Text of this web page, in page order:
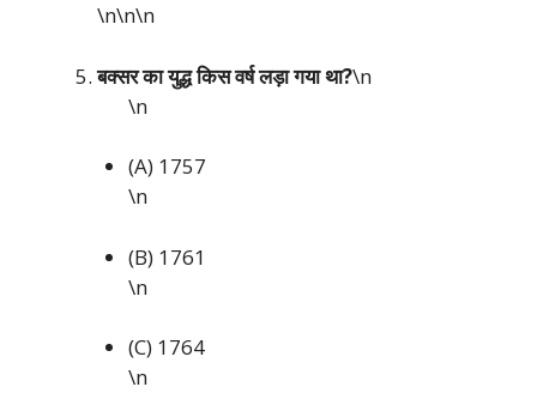
\n\n\n
बक्सर का युद्ध किस वर्ष लड़ा गया था?\n
\n
(A) 1757
\n
(B) 1761
\n
(C) 1764
\n